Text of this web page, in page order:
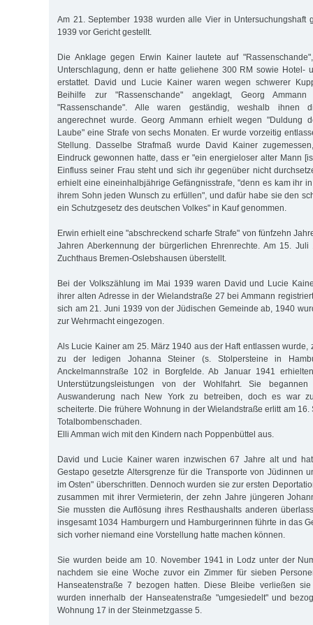
Am 21. September 1938 wurden alle Vier in Untersuchungshaft
1939 vor Gericht gestellt.
Die Anklage gegen Erwin Kainer lautete auf
Unterschlagung, denn er hatte geliehene 300 RM sowie Hotel-
erstattet. David und Lucie Kainer waren wegen schwerer
Beihilfe zur "Rassenschande" angeklagt, Georg
"Rassenschande". Alle waren geständig, weshalb ihnen
angerechnet wurde. Georg Ammann erhielt wegen "Duldung
Laube" eine Strafe von sechs Monaten. Er wurde vorzeitig
Stellung. Dasselbe Strafmaß wurde David Kainer
Eindruck gewonnen hatte, dass er "ein energieloser alter Mann
Einfluss seiner Frau steht und sich ihr gegenüber nicht
er­hielt eine eineinhalbjährige Gefängnisstrafe, "denn es kam ihr
ihrem Sohn jeden Wunsch zu erfüllen", und dafür habe sie den
ein Schutzgesetz des deutschen Volkes" in Kauf genommen.
Erwin erhielt eine "abschreckend scharfe Strafe" von fünfzehn
Jahren Aberkennung der bürgerlichen Ehrenrechte. Am 15.
Zuchthaus Bremen-Oslebshausen überstellt.
Bei der Volkszählung im Mai 1939 waren David und Lucie
ihrer alten Adresse in der Wielandstraße 27 bei Ammann
sich am 21. Juni 1939 von der Jüdischen Gemeinde ab, 1940
zur Wehrmacht eingezogen.
Als Lucie Kainer am 25. März 1940 aus der Haft entlassen wurde,
zu der ledigen Johanna Steiner (s. Stolpersteine in
Anckelmannstraße 102 in Borgfelde. Ab Januar 1941
Unterstützungsleistungen von der Wohlfahrt. Sie
Auswanderung nach New York zu betreiben, doch es war
scheiterte. Die frühere Wohnung in der Wielandstraße erlitt am
Totalbombenschaden.
Elli Amman wich mit den Kindern nach Poppenbüttel aus.
David und Lucie Kainer waren inzwischen 67 Jahre alt und
Gestapo gesetzte Altersgrenze für die Transporte von Jüdinnen
im Osten" überschritten. Dennoch wurden sie zur ersten
zusammen mit ihrer Vermieterin, der zehn Jahre jüngeren
Sie mussten die Auflösung ihres Resthaushalts anderen
insgesamt 1034 Hamburgern und Hamburgerinnen führte in das
sich vorher niemand eine Vorstellung hatte machen können.
Sie wurden beide am 10. November 1941 in Lodz unter der
nachdem sie eine Woche zuvor ein Zimmer für sieben
Hanseatenstraße 7 bezogen hatten. Diese Bleibe verließen
wurden innerhalb der Hanseatenstraße "umgesiedelt" und
Wohnung 17 in der Steinmetzgasse 5.